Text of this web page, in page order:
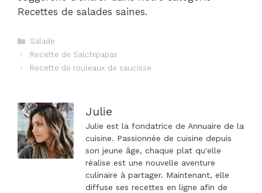
Recettes de salades saines.
Catégories
Salade
Navigation
des
Recette de Salchipapas
Recette de rouleaux de saucisse
Julie
Julie est la fondatrice de Annuaire de la
cuisine. Passionnée de cuisine depuis
son jeune âge, chaque plat qu'elle
réalise est une nouvelle aventure
culinaire à partager. Maintenant, elle
diffuse ses recettes en ligne afin de